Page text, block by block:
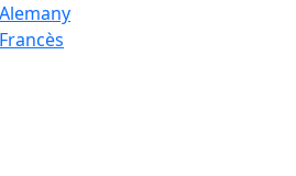
Alemany
Francès